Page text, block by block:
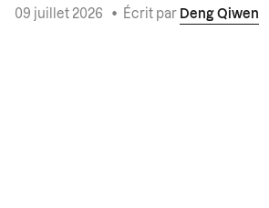
09 juillet 2026 • Écrit par Deng Qiwen